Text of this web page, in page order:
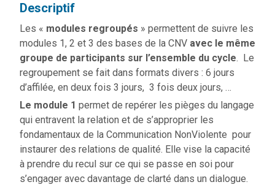
Descriptif
Les « modules regroupés » permettent de suivre les
modules 1, 2 et 3 des bases de la CNV avec le même
groupe de participants sur l’ensemble du cycle. Le
regroupement se fait dans formats divers : 6 jours
d’affilée, en deux fois 3 jours, 3 fois deux jours, …
Le module 1 permet de repérer les pièges du langage
qui entravent la relation et de s’approprier les
fondamentaux de la Communication NonViolente pour
instaurer des relations de qualité. Elle vise la capacité
à prendre du recul sur ce qui se passe en soi pour
s’engager avec davantage de clarté dans un dialogue.